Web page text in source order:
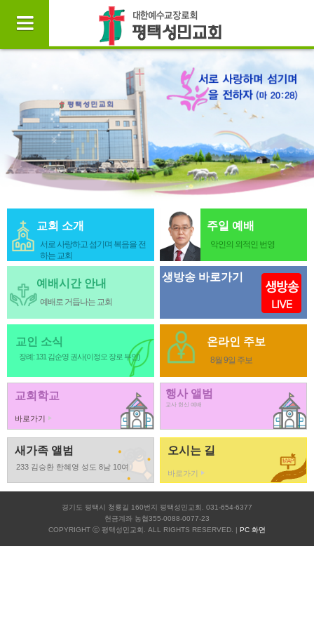
교회 소개
서로 사랑하고 섬기며 복음을 전
하는 교회
주일 예배
악인의 외적인 번영
예배시간 안내
예배로 거듭나는 교회
생방송 바로가기
교인 소식
장례: 131 김순영 권사(이정오 장로 부인)
온라인 주보
8월 9일 주보
교회학교
바로가기
행사 앨범
교사 헌신 예배
새가족 앨범
233 김승환 한혜영 성도 8남 10여
오시는 길
바로가기
경기도 평택시 청룡길 160번지 평택성민교회. 031-654-6377
헌금계좌 농협355-0088-0077-23
COPYRIGHT ⓒ 평택성민교회. ALL RIGHTS RESERVED. | PC 화면